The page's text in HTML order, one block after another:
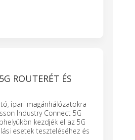
ROUTERÉT ÉS
ipari magánhálózatokra
Industry Connect 5G
kezdjék el az 5G
esetek teszteléséhez és